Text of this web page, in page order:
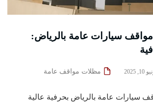
سيارات عامة بالرياض:
2025 مظلات مواقف عامة
سيارات عامة بالرياض بحرفية عالية